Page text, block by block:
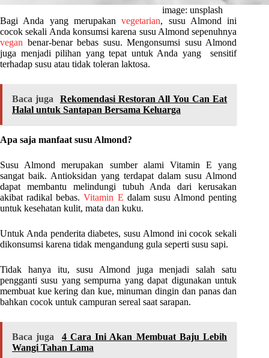
image: unsplash
Bagi Anda yang merupakanvegetarian, susu Almond ini
cocok sekali Anda konsumsi karena susu Almond sepenuhnya
vegan benar-benar bebas susu. Mengonsumsi susu Almond
juga menjadi pilihan yang tepat untuk Anda yang sensitif
terhadap susu atau tidak toleran laktosa.
Baca juga
Rekomendasi Restoran All You Can Eat
Halal untuk Santapan Bersama Keluarga
Apa saja manfaat susu Almond?
Susu Almond merupakan sumber alami Vitamin E yang
sangat baik. Antioksidan yang terdapat dalam susu Almond
dapat membantu melindungi tubuh Anda dari kerusakan
akibat radikal bebas.Vitamin E dalam susu Almond penting
untuk kesehatan kulit, mata dan kuku.
Untuk Anda penderita diabetes, susu Almond ini cocok sekali
dikonsumsi karena tidak mengandung gula seperti susu sapi.
Tidak hanya itu, susu Almond juga menjadi salah satu
pengganti susu yang sempurna yang dapat digunakan untuk
membuat kue kering dan kue, minuman dingin dan panas dan
bahkan cocok untuk campuran sereal saat sarapan.
Baca juga
4 Cara Ini Akan Membuat Baju Lebih
Wangi Tahan Lama